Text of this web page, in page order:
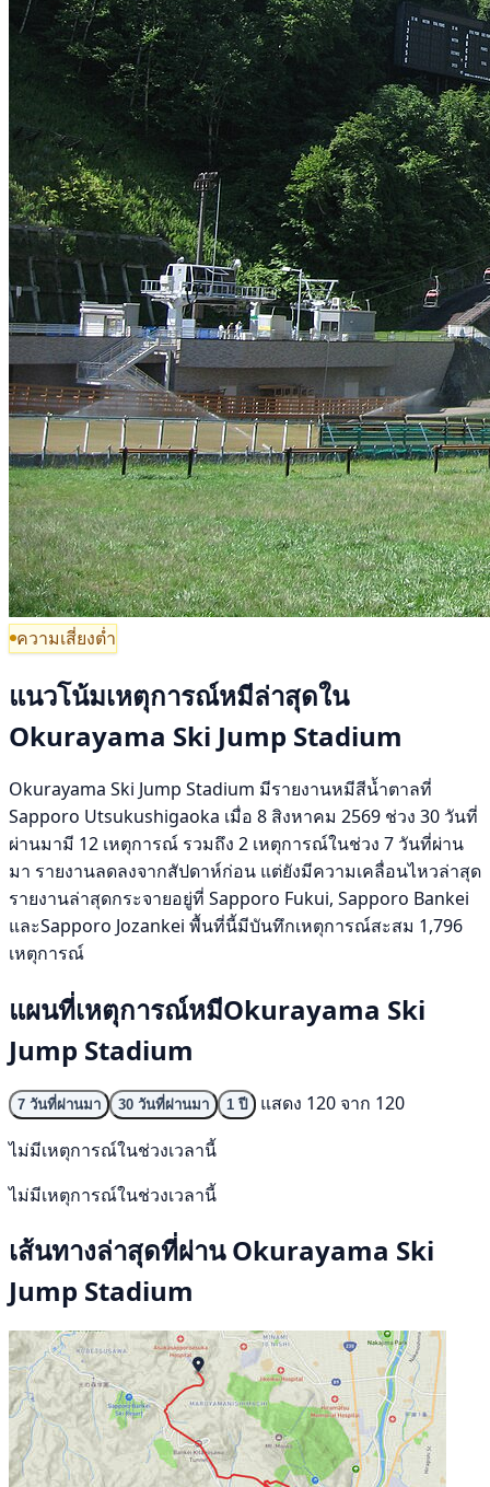
ความเสี่ยงต่ำ
แนวโน้มเหตุการณ์หมีล่าสุดใน
Okurayama Ski Jump Stadium
Okurayama Ski Jump Stadium มีรายงานหมีสีน้ำตาลที่
Sapporo Utsukushigaoka เมื่อ 8 สิงหาคม 2569 ช่วง 30 วันที่
ผ่านมามี 12 เหตุการณ์ รวมถึง 2 เหตุการณ์ในช่วง 7 วันที่ผ่าน
มา รายงานลดลงจากสัปดาห์ก่อน แต่ยังมีความเคลื่อนไหวล่าสุด
รายงานล่าสุดกระจายอยู่ที่ Sapporo Fukui, Sapporo Bankei
และSapporo Jozankei พื้นที่นี้มีบันทึกเหตุการณ์สะสม 1,796
เหตุการณ์
แผนที่เหตุการณ์หมีOkurayama Ski
Jump Stadium
7 วันที่ผ่านมา 30 วันที่ผ่านมา 1 ปี
แสดง 120 จาก 120
ไม่มีเหตุการณ์ในช่วงเวลานี้
ไม่มีเหตุการณ์ในช่วงเวลานี้
เส้นทางล่าสุดที่ผ่าน Okurayama Ski
Jump Stadium